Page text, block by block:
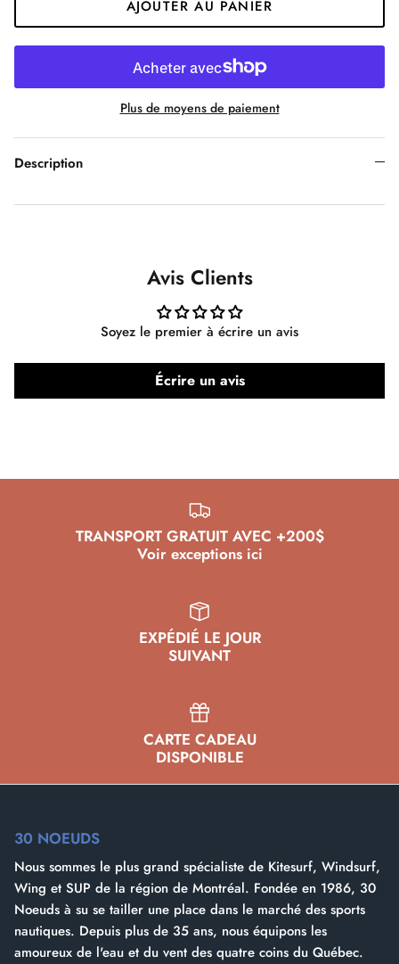
Pratiquez le E-Foil avec nous !
Besoin d'une batterie de plus ? LOUEZ
ICI
Leçons de Kitesurf !
Apprenez la wing avec nous !
Foils en Liquidation
Pagaies en Promo
Leçons de Planche à Voile
AJOUTER AU PANIER
Plus de moyens de paiement
Description
Avis Clients
Soyez le premier à écrire un avis
Écrire un avis
TRANSPORT GRATUIT AVEC +200$
Voir exceptions ici
EXPÉDIÉ LE JOUR
SUIVANT
CARTE CADEAU
DISPONIBLE
30 NOEUDS
Nous sommes le plus grand spécialiste de Kitesurf, Windsurf,
Wing et SUP de la région de Montréal. Fondée en 1986, 30
Noeuds à su se tailler une place dans le marché des sports
nautiques. Depuis plus de 35 ans, nous équipons les
amoureux de l'eau et du vent des quatre coins du Québec.